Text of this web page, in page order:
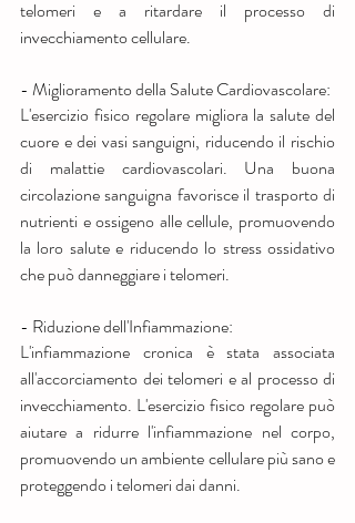
telomeri e a ritardare il processo di
invecchiamento cellulare.
- Miglioramento della Salute Cardiovascolare:
L'esercizio fisico regolare migliora la salute del
cuore e dei vasi sanguigni, riducendo il rischio
di malattie cardiovascolari. Una buona
circolazione sanguigna favorisce il trasporto di
nutrienti e ossigeno alle cellule, promuovendo
la loro salute e riducendo lo stress ossidativo
che può danneggiare i telomeri.
- Riduzione dell'Infiammazione:
L'infiammazione cronica è stata associata
all'accorciamento dei telomeri e al processo di
invecchiamento. L'esercizio fisico regolare può
aiutare a ridurre l'infiammazione nel corpo,
promuovendo un ambiente cellulare più sano e
proteggendo i telomeri dai danni.